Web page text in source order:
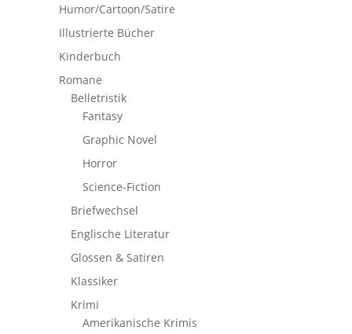
Humor/Cartoon/Satire
Illustrierte Bücher
Kinderbuch
Romane
Belletristik
Fantasy
Graphic Novel
Horror
Science-Fiction
Briefwechsel
Englische Literatur
Glossen & Satiren
Klassiker
Krimi
Amerikanische Krimis